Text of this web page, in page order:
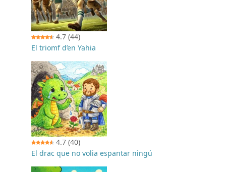
4.7 (44)
El triomf d’en Yahia
4.7 (40)
El drac que no volia espantar ningú